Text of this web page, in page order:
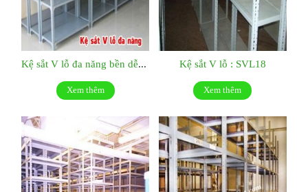
Kệ sắt V lỗ đa năng bền dễ tháo lắp: SVL19
Xem thêm
Kệ sắt V lỗ : SVL18
Xem thêm